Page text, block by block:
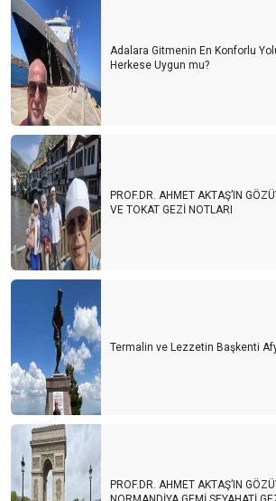
Adalara Gitmenin En Konforlu
Herkese Uygun mu?
PROF.DR. AHMET AKTAŞ’IN
VE TOKAT GEZİ NOTLARI
Termalin ve Lezzetin Başkenti
PROF.DR. AHMET AKTAŞ’IN